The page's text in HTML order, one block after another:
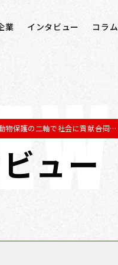
業 インタビュー コラム
ュー
物保護の二軸で社会に貢献――合同…